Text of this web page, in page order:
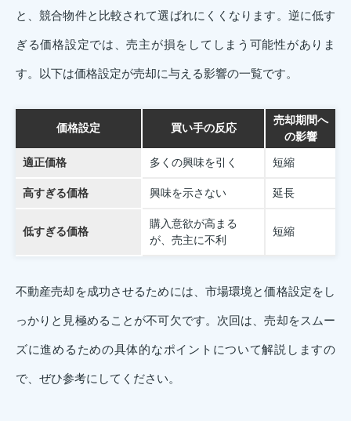
と、競合物件と比較されて選ばれにくくなります。逆に低す
ぎる価格設定では、売主が損をしてしまう可能性がありま
す。以下は価格設定が売却に与える影響の一覧です。
価格設定 買い手の反応
売却期間へ
の影響
適正価格 多くの興味を引く 短縮
高すぎる価格 興味を示さない 延長
低すぎる価格
購入意欲が高まる
が、売主に不利
短縮
不動産売却を成功させるためには、市場環境と価格設定をし
っかりと見極めることが不可欠です。次回は、売却をスムー
ズに進めるための具体的なポイントについて解説しますの
で、ぜひ参考にしてください。